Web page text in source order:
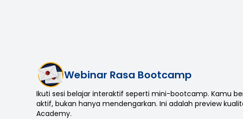
Webinar Rasa Bootcamp
Ikuti sesi belajar interaktif seperti mini-bootcamp. Kamu
aktif, bukan hanya mendengarkan. Ini adalah preview
Academy.